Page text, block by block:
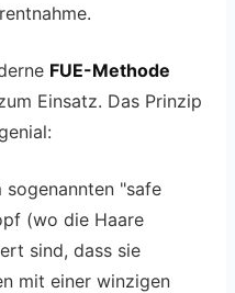
FUE-Methode
Einsatz. Das Prinzip
sogenannten "safe
(wo die Haare
sind, dass sie
mit einer winzigen